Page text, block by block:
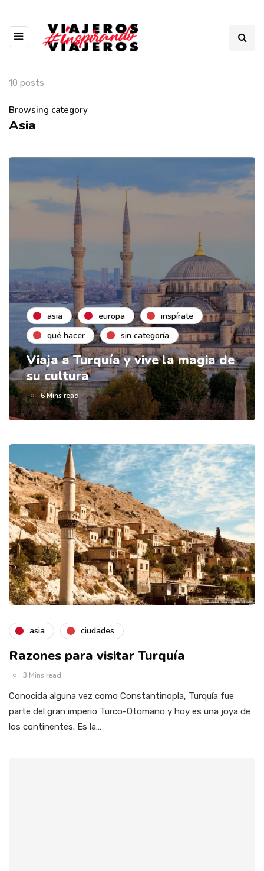
10 posts
Browsing category
Asia
asia europa
inspírate
qué hacer
sin categoría
Viaja a Turquía y vive la magia de
su cultura
6 Mins read
asia ciudades
Razones para visitar Turquía
3 Mins read
Conocida alguna vez como Constantinopla, Turquía fue
parte del gran imperio Turco-Otomano y hoy es una joya de
los continentes. Es la…